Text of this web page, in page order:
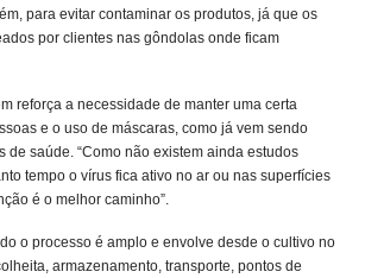
para evitar contaminar os produtos, já que os
por clientes nas gôndolas onde ficam
reforça a necessidade de manter uma certa
e o uso de máscaras, como já vem sendo
de saúde. “Como não existem ainda estudos
tempo o vírus fica ativo no ar ou nas superfícies
é o melhor caminho”.
o processo é amplo e envolve desde o cultivo no
armazenamento, transporte, pontos de